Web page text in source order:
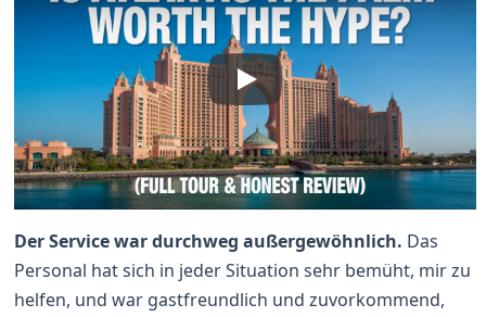
Der Service war durchweg außergewöhnlich. Das
Personal hat sich in jeder Situation sehr bemüht, mir zu
helfen, und war gastfreundlich und zuvorkommend,